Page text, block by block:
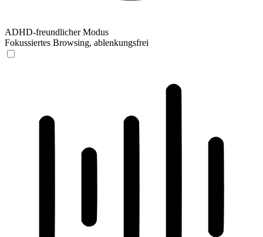
ADHD-freundlicher Modus
Fokussiertes Browsing, ablenkungsfrei